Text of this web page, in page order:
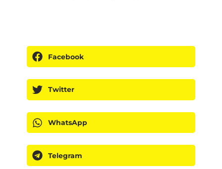
Facebook
Twitter
WhatsApp
Telegram